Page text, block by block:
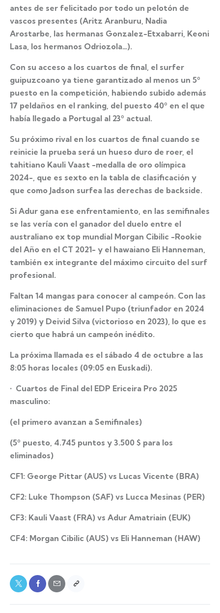
antes de ser felicitado por todo un pelotón de
vascos presentes (Aritz Aranburu, Nadia
Arostarbe, las hermanas Gonzalez-Etxabarri, Keoni
Lasa, los hermanos Odriozola…).
Con su acceso a los cuartos de final, el surfer
guipuzcoano ya tiene garantizado al menos un 5º
puesto en la competición, habiendo subido además
17 peldaños en el ranking, del puesto 40º en el que
había llegado a Portugal al 23º actual.
Su próximo rival en los cuartos de final cuando se
reinicie la prueba será un hueso duro de roer, el
tahitiano Kauli Vaast -medalla de oro olímpica
2024-, que es sexto en la tabla de clasificación y
que como Jadson surfea las derechas de backside.
Si Adur gana ese enfrentamiento, en las semifinales
se las vería con el ganador del duelo entre el
australiano ex top mundial Morgan Cibilic -Rookie
del Año en el CT 2021- y el hawaiano Eli Hanneman,
también ex integrante del máximo circuito del surf
profesional.
Faltan 14 mangas para conocer al campeón. Con las
eliminaciones de Samuel Pupo (triunfador en 2024
y 2019) y Deivid Silva (victorioso en 2023), lo que es
cierto que habrá un campeón inédito.
La próxima llamada es el sábado 4 de octubre a las
8:05 horas locales (09:05 en Euskadi).
•⁠ ⁠Cuartos de Final del EDP Ericeira Pro 2025
masculino:
(el primero avanzan a Semifinales)
(5º puesto, 4.745 puntos y 3.500 $ para los
eliminados)
CF1: George Pittar (AUS) vs Lucas Vicente (BRA)
CF2: Luke Thompson (SAF) vs Lucca Mesinas (PER)
CF3: Kauli Vaast (FRA) vs Adur Amatriain (EUK)
CF4: Morgan Cibilic (AUS) vs Eli Hanneman (HAW)